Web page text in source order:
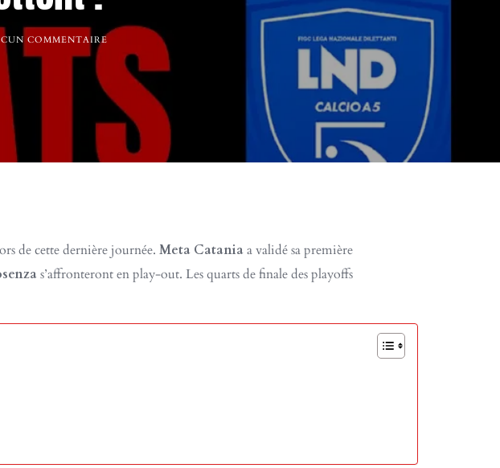
COMMENTAIRE
de cette dernière journée. Meta Cataniaa validé sa première
s’affronteront en play-out. Les quarts de finale des playoffs